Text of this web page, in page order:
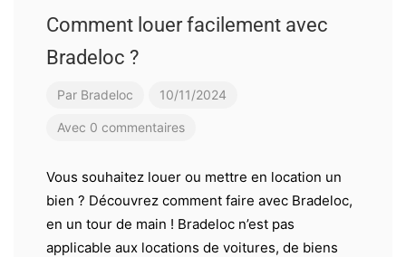
Comment louer facilement avec
Bradeloc ?
Par Bradeloc 10/11/2024
Avec 0 commentaires
Vous souhaitez louer ou mettre en location un
bien ? Découvrez comment faire avec Bradeloc,
en un tour de main ! Bradeloc n’est pas
applicable aux locations de voitures, de biens